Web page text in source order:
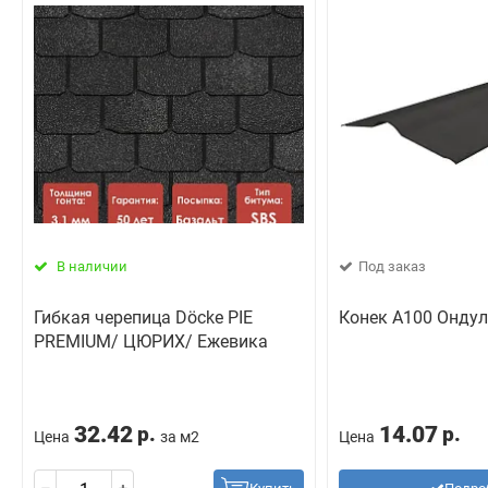
В наличии
Гибкая черепица Döcke PIE
PREMIUM/ ЦЮРИХ/ Ежевика
Цена 32.42 р. за м2
Под заказ
Конек А100
Цена 14.07 р.